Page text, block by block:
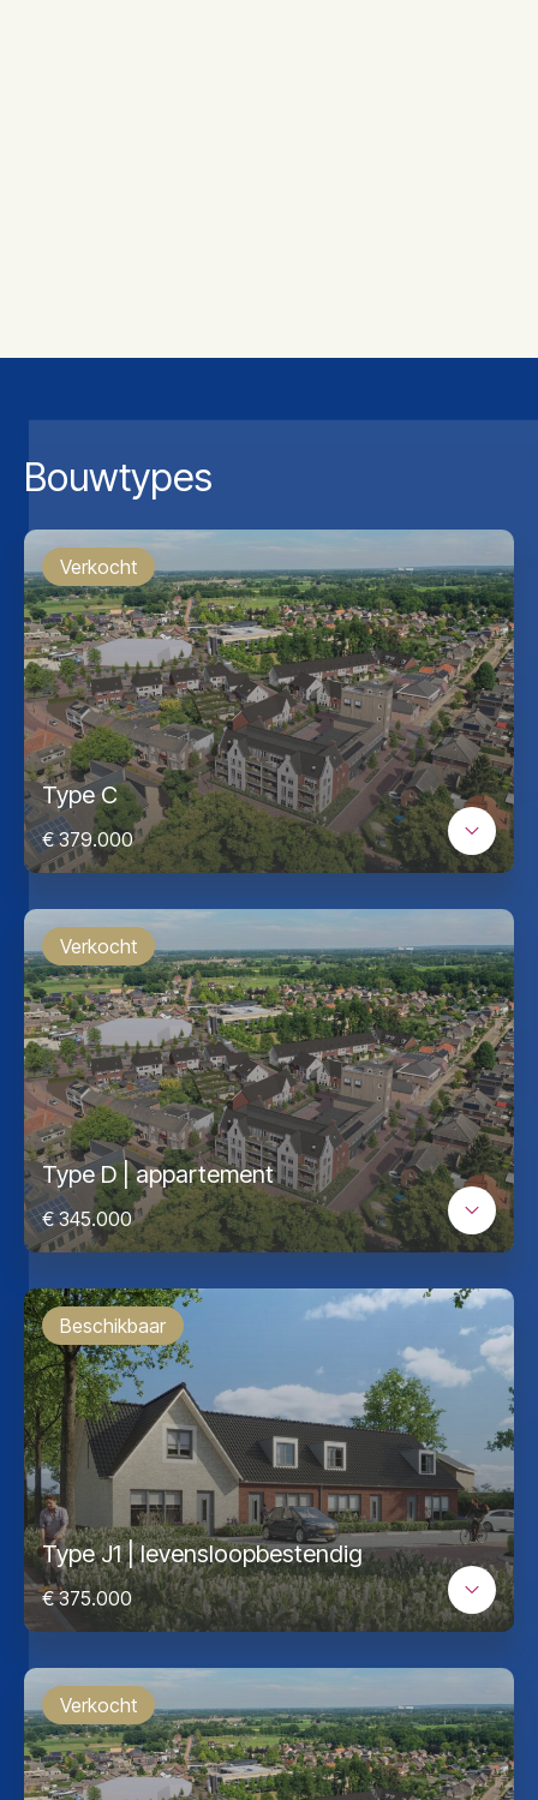
Bouwtypes
Verkocht
Type C
€ 379.000
Verkocht
Type D | appartement
€ 345.000
Beschikbaar
Type J1 | levensloopbestendig
€ 375.000
Verkocht